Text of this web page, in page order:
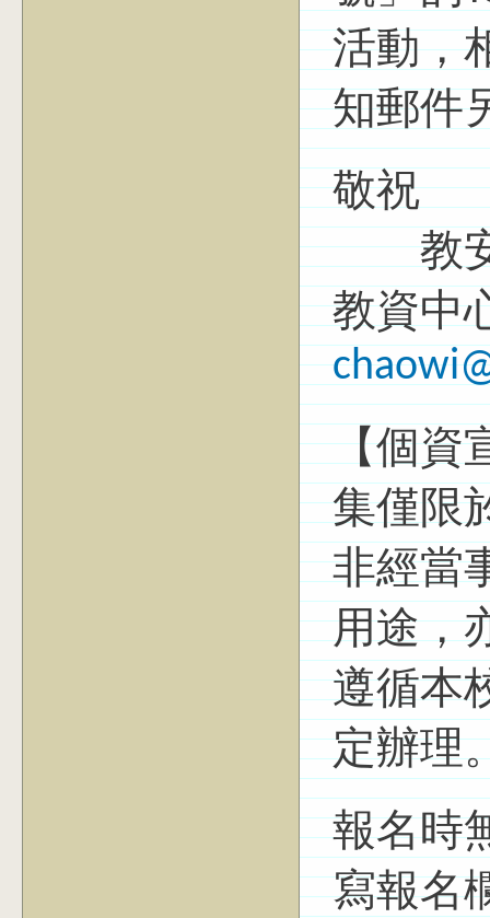
活動，
知郵件
敬祝
教
教資中
【個資
集僅限
非經當
用途，
遵循本
定辦理
報名時
寫報名